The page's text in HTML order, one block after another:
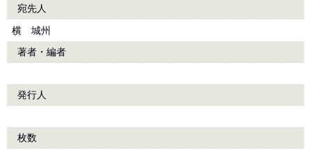
宛先人
横 城州
著者・編者
発行人
枚数